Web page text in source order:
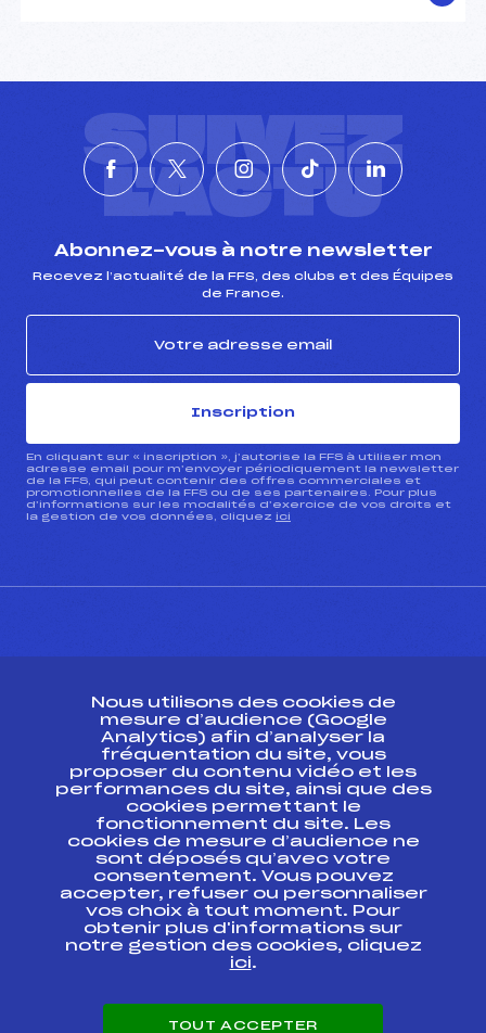
SUIVEZ
L'ACTU
Abonnez-vous à notre newsletter
Recevez l’actualité de la FFS, des clubs et des Équipes
de France.
Inscription
En cliquant sur « inscription », j’autorise la FFS à utiliser mon
adresse email pour m’envoyer périodiquement la newsletter
de la FFS, qui peut contenir des offres commerciales et
promotionnelles de la FFS ou de ses partenaires. Pour plus
d’informations sur les modalités d’exercice de vos droits et
la gestion de vos données, cliquez ici
Ressources
Pass’Neige
Projet sportif fédéral
Projet de performance fédéral
Antidopage
Pôle Développement, Formation, Suivi
Scientifique
Listes ministérielles
Pôle vie de l’athlète
Enseignement professionnel
Nous utilisons des cookies de
mesure d’audience (Google
Analytics) afin d’analyser la
fréquentation du site, vous
proposer du contenu vidéo et les
performances du site, ainsi que des
cookies permettant le
fonctionnement du site. Les
cookies de mesure d’audience ne
sont déposés qu’avec votre
consentement. Vous pouvez
accepter, refuser ou personnaliser
vos choix à tout moment. Pour
obtenir plus d'informations sur
notre gestion des cookies, cliquez
ici.
TOUT ACCEPTER